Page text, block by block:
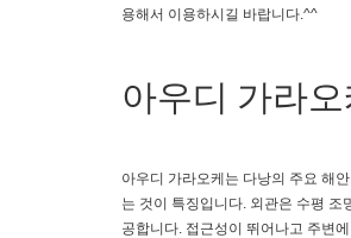
용해서 이용하시길 바랍니다.^^
아우디 가라오
아우디 가라오케는 다낭의 주요 해
는 것이 특징입니다. 외관은 수평 조
공합니다. 접근성이 뛰어나고 주변